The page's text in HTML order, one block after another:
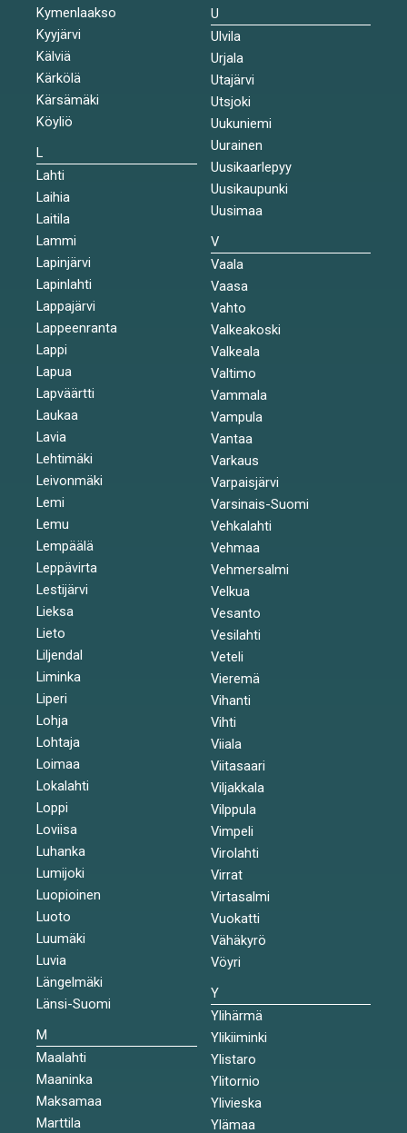
Kymenlaakso
Kyyjärvi
Kälviä
Kärkölä
Kärsämäki
Köyliö
L
Lahti
Laihia
Laitila
Lammi
Lapinjärvi
Lapinlahti
Lappajärvi
Lappeenranta
Lappi
Lapua
Lapväärtti
Laukaa
Lavia
Lehtimäki
Leivonmäki
Lemi
Lemu
Lempäälä
Leppävirta
Lestijärvi
Lieksa
Lieto
Liljendal
Liminka
Liperi
Lohja
Lohtaja
Loimaa
Lokalahti
Loppi
Loviisa
Luhanka
Lumijoki
Luopioinen
Luoto
Luumäki
Luvia
Längelmäki
Länsi-Suomi
M
Maalahti
Maaninka
Maksamaa
Marttila
U
Ulvila
Urjala
Utajärvi
Utsjoki
Uukuniemi
Uurainen
Uusikaarlepyy
Uusikaupunki
Uusimaa
V
Vaala
Vaasa
Vahto
Valkeakoski
Valkeala
Valtimo
Vammala
Vampula
Vantaa
Varkaus
Varpaisjärvi
Varsinais-Suomi
Vehkalahti
Vehmaa
Vehmersalmi
Velkua
Vesanto
Vesilahti
Veteli
Vieremä
Vihanti
Vihti
Viiala
Viitasaari
Viljakkala
Vilppula
Vimpeli
Virolahti
Virrat
Virtasalmi
Vuokatti
Vähäkyrö
Vöyri
Y
Ylihärmä
Ylikiiminki
Ylistaro
Ylitornio
Ylivieska
Ylämaa